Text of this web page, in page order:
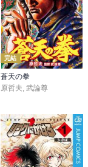
完結
蒼天の拳
原哲夫, 武論尊